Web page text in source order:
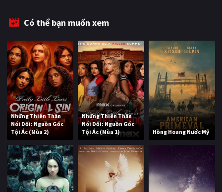
Có thể bạn muốn xem
Những Thiên Thần
Nói Dối: Nguồn Gốc
Tội Ác (Mùa 2)
Những Thiên Thần
Nói Dối: Nguồn Gốc
Tội Ác (Mùa 1)
Hồng Hoang Nước Mỹ